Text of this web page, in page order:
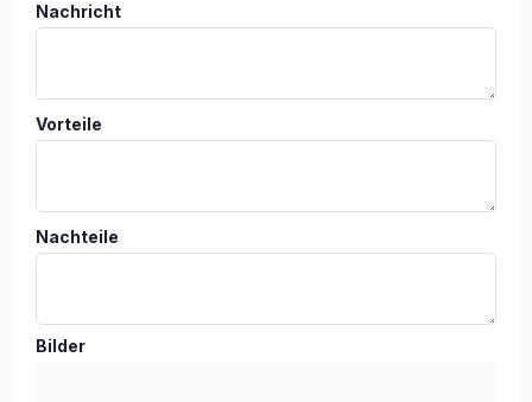
Nachricht
Vorteile
Nachteile
Bilder